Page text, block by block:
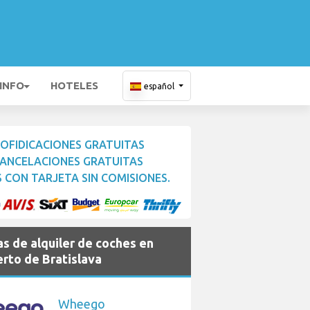
HOTELES español
GRATUITAS
GRATUITAS
CON TARJETA SIN COMISIONES.
de alquiler de coches en
de Bratislava
Wheego